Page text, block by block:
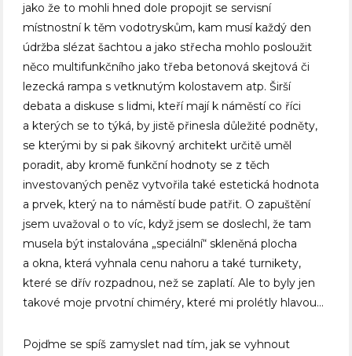
jako že to mohli hned dole propojit se servisní
místnostní k těm vodotryskům, kam musí každý den
údržba slézat šachtou a jako střecha mohlo posloužit
něco multifunkčního jako třeba betonová skejtová či
lezecká rampa s vetknutým kolostavem atp. Širší
debata a diskuse s lidmi, kteří mají k náměstí co říci
a kterých se to týká, by jistě přinesla důležité podněty,
se kterými by si pak šikovný architekt určitě uměl
poradit, aby kromě funkční hodnoty se z těch
investovaných peněz vytvořila také estetická hodnota
a prvek, který na to náměstí bude patřit. O zapuštění
jsem uvažoval o to víc, když jsem se doslechl, že tam
musela být instalována „speciální“ skleněná plocha
a okna, která vyhnala cenu nahoru a také turnikety,
které se dřív rozpadnou, než se zaplatí. Ale to byly jen
takové moje prvotní chiméry, které mi prolétly hlavou…
Pojďme se spíš zamyslet nad tím, jak se vyhnout